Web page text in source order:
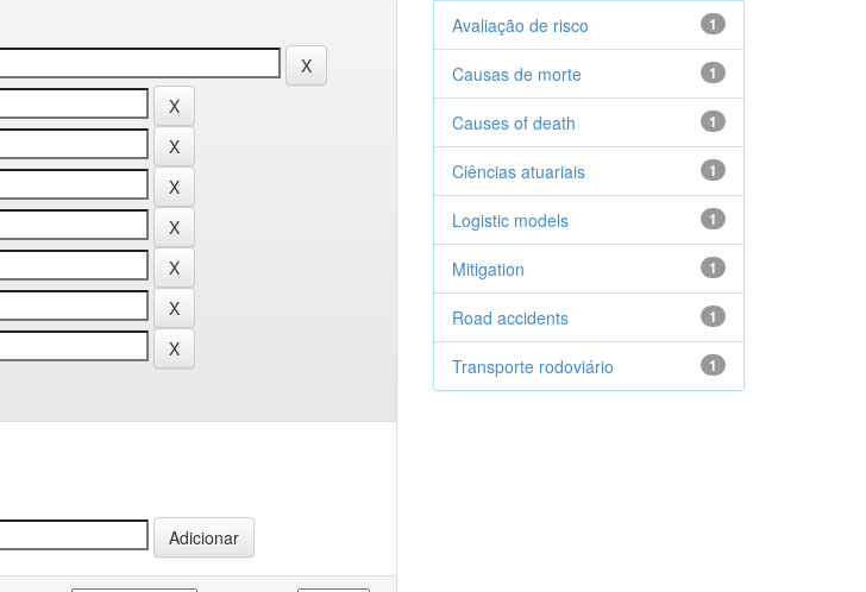
1
Avaliação de risco
1
Causas de morte
1
Causes of death
1
Ciências atuariais
1
Logistic models
1
Mitigation
1
Road accidents
1
Transporte rodoviário